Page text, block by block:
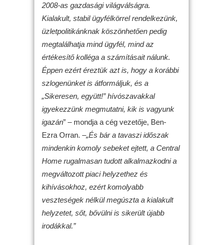
2008-as gazdasági világválságra.
Kialakult, stabil ügyfélkörrel rendelkezünk,
üzletpolitikánknak köszönhetően pedig
megtalálhatja mind ügyfél, mind az
értékesítő kolléga a számításait nálunk.
Éppen ezért éreztük azt is, hogy a korábbi
szlogenünket is átformáljuk, és a
„Sikeresen, együtt!” hívószavakkal
igyekezzünk megmutatni, kik is vagyunk
igazán” – mondja a cég vezetője, Ben-
Ezra Orran. –„És bár a tavaszi időszak
mindenkin komoly sebeket ejtett, a Central
Home rugalmasan tudott alkalmazkodni a
megváltozott piaci helyzethez és
kihívásokhoz, ezért komolyabb
veszteségek nélkül megúszta a kialakult
helyzetet, sőt, bővülni is sikerült újabb
irodákkal.”